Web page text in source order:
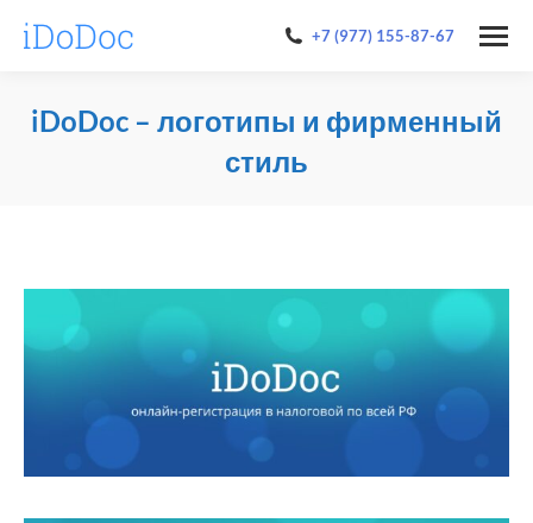
+7 (977) 155-87-67
iDoDoc – логотипы и фирменный
стиль